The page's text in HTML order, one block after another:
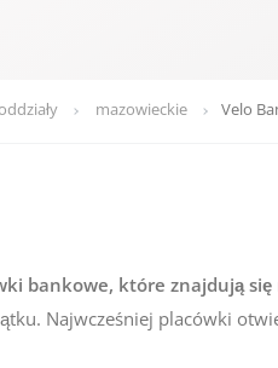
mazowieckie Velo
bankowe, które znajdują się
Najwcześniej placówki